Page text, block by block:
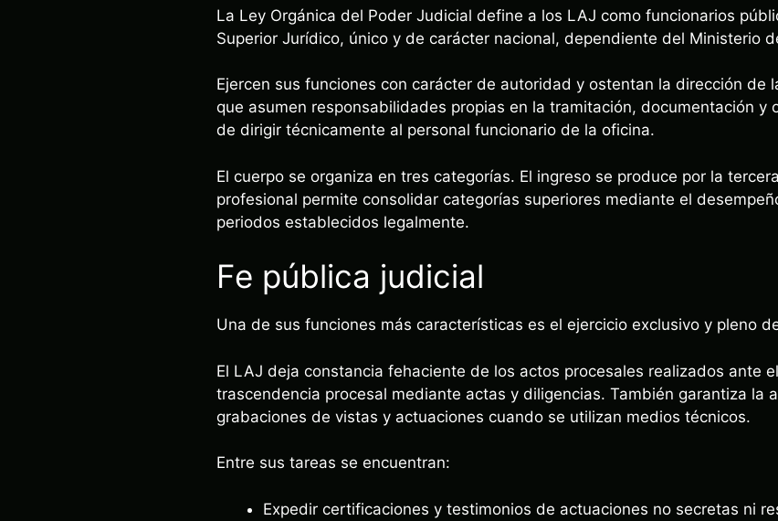
La Ley Orgánica del Poder Judicial define a los LAJ como funcionarios
Superior Jurídico, único y de carácter nacional, dependiente del Ministerio
Ejercen sus funciones con carácter de autoridad y ostentan la dirección de
que asumen responsabilidades propias en la tramitación, documentación y
de dirigir técnicamente al personal funcionario de la oficina.
El cuerpo se organiza en tres categorías. El ingreso se produce por la
profesional permite consolidar categorías superiores mediante el
periodos establecidos legalmente.
Fe pública judicial
Una de sus funciones más características es el ejercicio exclusivo y pleno
El LAJ deja constancia fehaciente de los actos procesales realizados ante
trascendencia procesal mediante actas y diligencias. También garantiza la
grabaciones de vistas y actuaciones cuando se utilizan medios técnicos.
Entre sus tareas se encuentran:
Expedir certificaciones y testimonios de actuaciones no secretas ni